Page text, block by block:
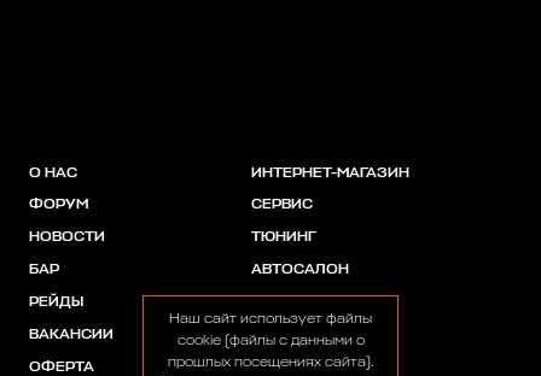
О НАС
ФОРУМ
НОВОСТИ
БАР
РЕЙДЫ
ВАКАНСИИ
ОФЕРТА
ИНТЕРНЕТ-МАГАЗИН
СЕРВИС
ТЮНИНГ
АВТОСАЛОН
ПАРТНЕРЫ
Наш сайт использует файлы
cookie (файлы с данными о
прошлых посещениях сайта).